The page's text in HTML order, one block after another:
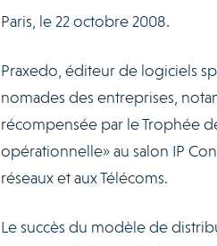
Paris, le 22 octobre 2008.
Praxedo, éditeur de logiciels
nomades des entreprises,
récompensée par le Trophée
opérationnelle» au salon IP
réseaux et aux Télécoms.
Le succès du modèle de